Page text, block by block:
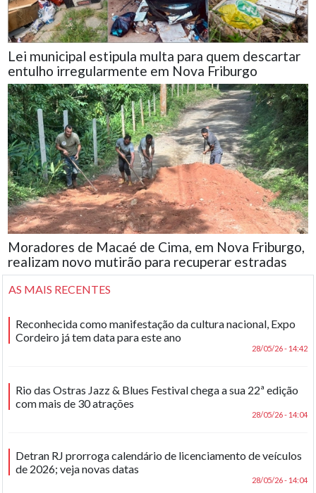
Lei municipal estipula multa para quem descartar
entulho irregularmente em Nova Friburgo
Moradores de Macaé de Cima, em Nova Friburgo,
realizam novo mutirão para recuperar estradas
AS MAIS RECENTES
Reconhecida como manifestação da cultura nacional, Expo
Cordeiro já tem data para este ano
28/05/26 - 14:42
Rio das Ostras Jazz & Blues Festival chega a sua 22ª edição
com mais de 30 atrações
28/05/26 - 14:04
Detran RJ prorroga calendário de licenciamento de veículos
de 2026; veja novas datas
28/05/26 - 14:04